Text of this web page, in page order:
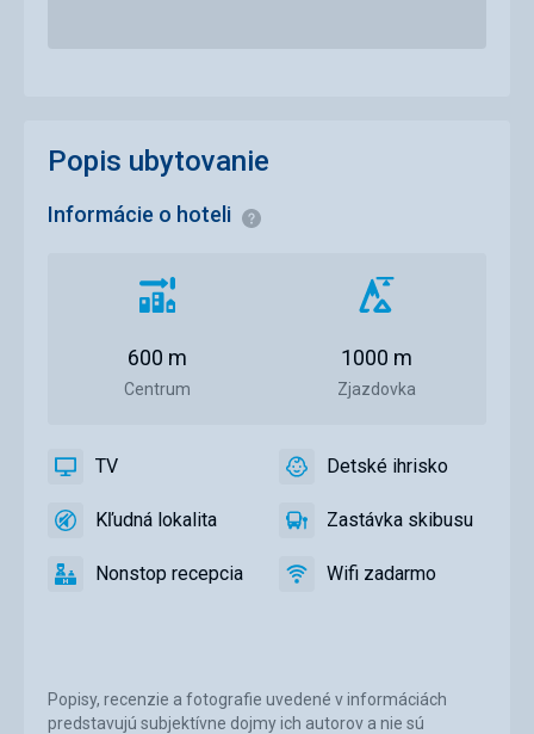
Popisy, recenzie a fotografie uvedené v informáciách
predstavujú subjektívne dojmy ich autorov a nie sú
Popis ubytovanie
Informácie o hoteli Informácie
Vzdialenosť
centra
Centrum
600 m
Vzdialenosť
zjazdovky
Zjazdovka
1000 m
TV TV
áno
DetskéDetské ihrisko
áno
KľudnáKľudná lokalita
áno
ZastávkaZastávka skibusu
áno
NonstopNonstop recepcia
áno
Wifi
Wifi zadarmo
áno